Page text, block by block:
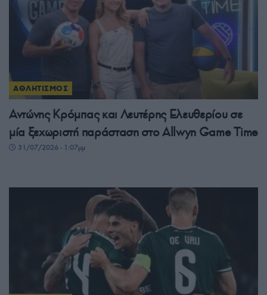
ΑΘΛΗΤΙΣΜΟΣ
Αντώνης Κρόμπας και Λευτέρης Ελευθερίου σε
μία ξεχωριστή παράσταση στο Allwyn Game Time
31/07/2026 - 1:07μμ